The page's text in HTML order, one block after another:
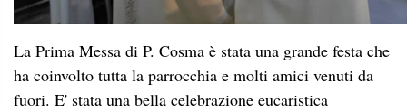
La Prima Messa di P. Cosma è stata una grande festa che
ha coinvolto tutta la parrocchia e molti amici venuti da
fuori. E' stata una bella celebrazione eucaristica